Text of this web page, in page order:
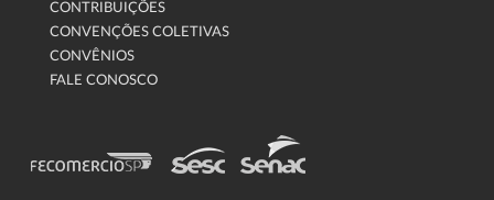
CONTRIBUIÇÕES
CONVENÇÕES COLETIVAS
CONVÊNIOS
FALE CONOSCO